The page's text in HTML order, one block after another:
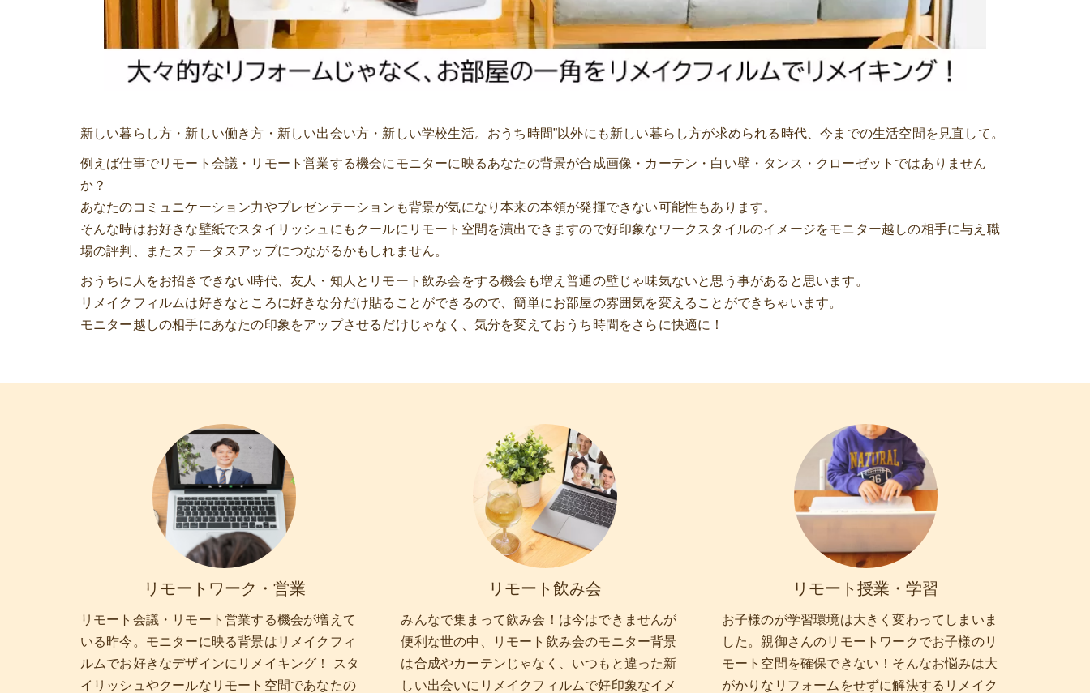
新しい暮らし方・新しい働き方・新しい出会い方・新しい学校生活。おうち時間”以外にも新しい暮らし方が求められる時代、今までの生活空間を見直して。
例えば仕事でリモート会議・リモート営業する機会にモニターに映るあなたの背景が合成画像・カーテン・白い壁・タンス・クローゼットではありません
か？
あなたのコミュニケーション力やプレゼンテーションも背景が気になり本来の本領が発揮できない可能性もあります。
そんな時はお好きな壁紙でスタイリッシュにもクールにリモート空間を演出できますので好印象なワークスタイルのイメージをモニター越しの相手に与え職
場の評判、またステータスアップにつながるかもしれません。
おうちに人をお招きできない時代、友人・知人とリモート飲み会をする機会も増え普通の壁じゃ味気ないと思う事があると思います。
リメイクフィルムは好きなところに好きな分だけ貼ることができるので、簡単にお部屋の雰囲気を変えることができちゃいます。
モニター越しの相手にあなたの印象をアップさせるだけじゃなく、気分を変えておうち時間をさらに快適に！
リモートワーク・営業
リモート会議・リモート営業する機会が増えて
いる昨今。モニターに映る背景はリメイクフィ
ルムでお好きなデザインにリメイキング！ スタ
イリッシュやクールなリモート空間であなたの
リモート飲み会
みんなで集まって飲み会！は今はできませんが
便利な世の中、リモート飲み会のモニター背景
は合成やカーテンじゃなく、いつもと違った新
しい出会いにリメイクフィルムで好印象なイメ
リモート授業・学習
お子様のが学習環境は大きく変わってしまいま
した。親御さんのリモートワークでお子様のリ
モート空間を確保できない！そんなお悩みは大
がかりなリフォームをせずに解決するリメイク